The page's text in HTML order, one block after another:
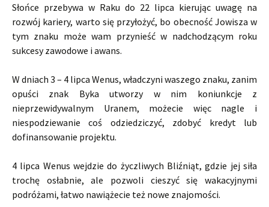
Słońce przebywa w Raku do 22 lipca kierując uwagę na
rozwój kariery, warto się przyłożyć, bo obecność Jowisza w
tym znaku może wam przynieść w nadchodzącym roku
sukcesy zawodowe i awans.
W dniach 3 – 4 lipca Wenus, władczyni waszego znaku, zanim
opuści znak Byka utworzy w nim koniunkcje z
nieprzewidywalnym Uranem, możecie więc nagle i
niespodziewanie coś odziedziczyć, zdobyć kredyt lub
dofinansowanie projektu.
4 lipca Wenus wejdzie do życzliwych Bliźniąt, gdzie jej siła
trochę osłabnie, ale pozwoli cieszyć się wakacyjnymi
podróżami, łatwo nawiążecie też nowe znajomości.